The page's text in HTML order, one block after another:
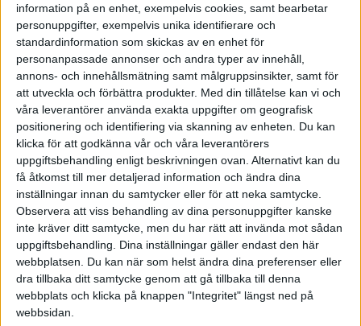
information på en enhet, exempelvis cookies, samt bearbetar
personuppgifter, exempelvis unika identifierare och
standardinformation som skickas av en enhet för
personanpassade annonser och andra typer av innehåll,
annons- och innehållsmätning samt målgruppsinsikter, samt för
att utveckla och förbättra produkter. Med din tillåtelse kan vi och
våra leverantörer använda exakta uppgifter om geografisk
positionering och identifiering via skanning av enheten. Du kan
klicka för att godkänna vår och våra leverantörers
uppgiftsbehandling enligt beskrivningen ovan. Alternativt kan du
få åtkomst till mer detaljerad information och ändra dina
inställningar innan du samtycker eller för att neka samtycke.
Observera att viss behandling av dina personuppgifter kanske
inte kräver ditt samtycke, men du har rätt att invända mot sådan
uppgiftsbehandling. Dina inställningar gäller endast den här
webbplatsen. Du kan när som helst ändra dina preferenser eller
dra tillbaka ditt samtycke genom att gå tillbaka till denna
webbplats och klicka på knappen "Integritet" längst ned på
webbsidan.
Vad tänker du att en rådgivare ska hjälpa dig med?
Ticker(Ticker) 7 Juni 2025 15:36
6
Prestera bättre.
Polyfalante 7 Juni 2025 15:48
7
Högre avkastning? Det tror jag att du får svårt att hitta en rådgivare
som kan ge dig. En bra och ärlig rådgivare kan knappast ge dig mer
än billiga indexfonder kan.